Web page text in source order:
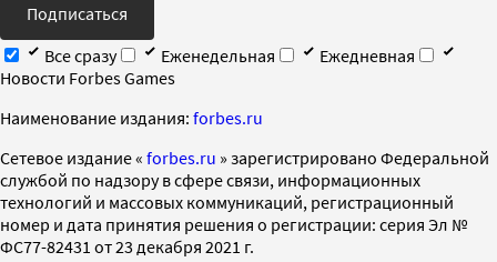
Подписаться
Все сразу
Еженедельная
Ежедневная
Новости Forbes Games
Наименование издания: forbes.ru
Cетевое издание « forbes.ru » зарегистрировано Федеральной
службой по надзору в сфере связи, информационных
технологий и массовых коммуникаций, регистрационный
номер и дата принятия решения о регистрации: серия Эл №
ФС77-82431 от 23 декабря 2021 г.